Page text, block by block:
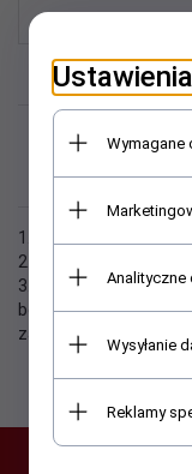
1. Sprawdź
2. Ogranicz szukane
3. Podaj ogólną
będziesz mógł
zaawansowanych
Wymagane
Analityczne
Wysyłanie
Reklamy